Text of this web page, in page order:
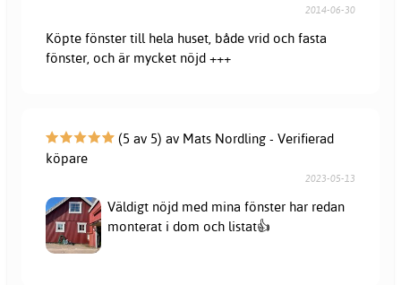
2014-06-30
Köpte fönster till hela huset, både vrid och fasta
fönster, och är mycket nöjd +++
(5 av 5) av Mats Nordling - Verifierad
köpare
2023-05-13
Väldigt nöjd med mina fönster har redan
monterat i dom och listat👍